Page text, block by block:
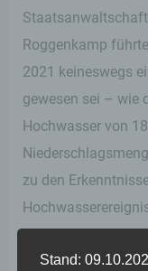
Roggenkamp
2021 keineswegs
gewesen sei – wie
Hochwasser von
zu den
erklärte der
Erkenntnisse
Stand: